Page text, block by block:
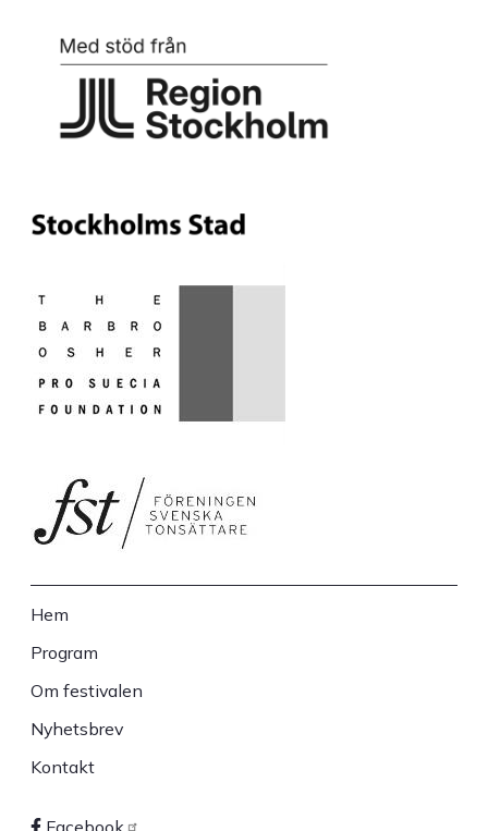
Sidfot
Hem
Program
Om festivalen
Nyhetsbrev
Kontakt